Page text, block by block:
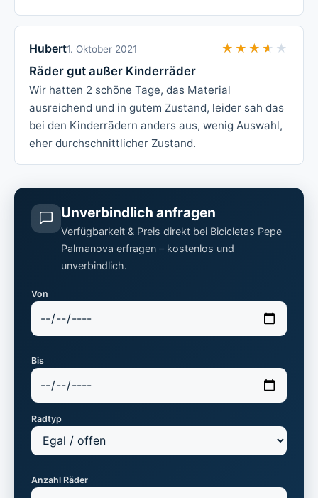
Hubert1. Oktober 2021 ★★★★★
★★★★★
Räder gut außer Kinderräder
Wir hatten 2 schöne Tage, das Material
ausreichend und in gutem Zustand, leider sah das
bei den Kinderrädern anders aus, wenig Auswahl,
eher durchschnittlicher Zustand.
Unverbindlich anfragen
Verfügbarkeit & Preis direkt bei Bicicletas Pepe
Palmanova erfragen – kostenlos und
unverbindlich.
Von
Bis
Radtyp
Anzahl Räder